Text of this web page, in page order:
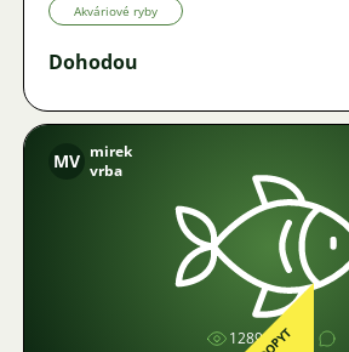
Akváriové ryby
Dohodou
Obrázok
MV mirek
vrba
1289DOPYT